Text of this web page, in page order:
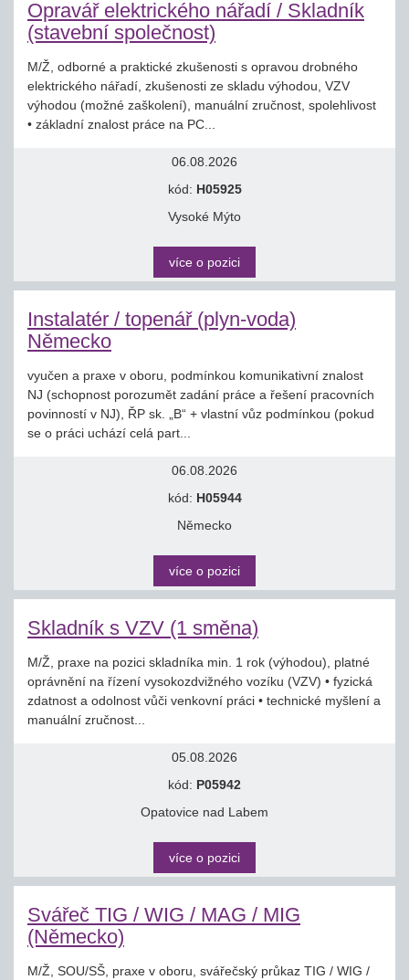
Opravář elektrického nářadí / Skladník
(stavební společnost)
M/Ž, odborné a praktické zkušenosti s opravou drobného
elektrického nářadí, zkušenosti ze skladu výhodou, VZV
výhodou (možné zaškolení), manuální zručnost, spolehlivost
• základní znalost práce na PC...
06.08.2026
kód: H05925
Vysoké Mýto
více o pozici
Instalatér / topenář (plyn-voda)
Německo
vyučen a praxe v oboru, podmínkou komunikativní znalost
NJ (schopnost porozumět zadání práce a řešení pracovních
povinností v NJ), ŘP sk. „B“ + vlastní vůz podmínkou (pokud
se o práci uchází celá part...
06.08.2026
kód: H05944
Německo
více o pozici
Skladník s VZV (1 směna)
M/Ž, praxe na pozici skladníka min. 1 rok (výhodou), platné
oprávnění na řízení vysokozdvižného vozíku (VZV) • fyzická
zdatnost a odolnost vůči venkovní práci • technické myšlení a
manuální zručnost...
05.08.2026
kód: P05942
Opatovice nad Labem
více o pozici
Svářeč TIG / WIG / MAG / MIG
(Německo)
M/Ž, SOU/SŠ, praxe v oboru, svářečský průkaz TIG / WIG /